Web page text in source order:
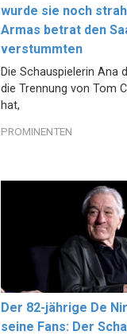
wurde sie noch
Armas betrat den
verstummten
Die Schauspielerin Ana
die Trennung von Tom
hat,
PROMINENTEN
Der 82-jährige De
seine Fans: Der